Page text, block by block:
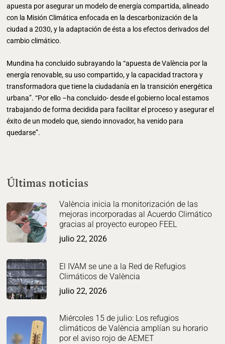
apuesta por asegurar un modelo de energía compartida, alineado
con la Misión Climática enfocada en la descarbonización de la
ciudad a 2030, y la adaptación de ésta a los efectos derivados del
cambio climático.
Mundina ha concluido subrayando la “apuesta de València por la
energía renovable, su uso compartido, y la capacidad tractora y
transformadora que tiene la ciudadanía en la transición energética
urbana”. “Por ello –ha concluido- desde el gobierno local estamos
trabajando de forma decidida para facilitar el proceso y asegurar el
éxito de un modelo que, siendo innovador, ha venido para
quedarse”.
Últimas noticias
València inicia la monitorización de las
mejoras incorporadas al Acuerdo Climático
gracias al proyecto europeo FEEL
julio 22, 2026
El IVAM se une a la Red de Refugios
Climáticos de València
julio 22, 2026
Miércoles 15 de julio: Los refugios
climáticos de València amplían su horario
por el aviso rojo de AEMET